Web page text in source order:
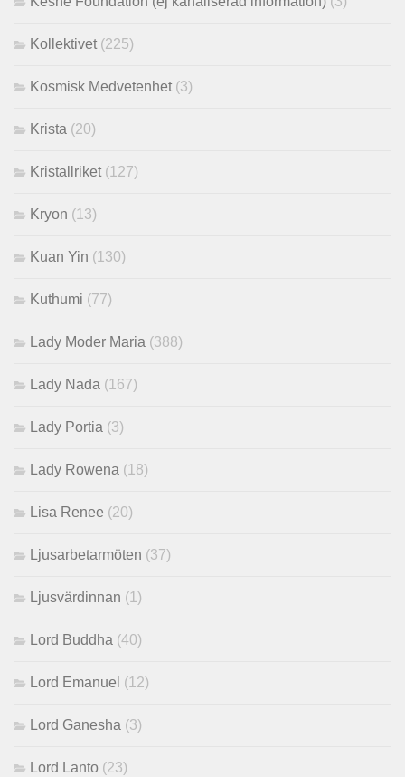
Kollektivet(225)
Kosmisk Medvetenhet(3)
Krista (20)
Kristallriket(127)
Kryon (13)
Kuan Yin (130)
Kuthumi (77)
Lady Moder Maria (388)
Lady Nada (167)
Lady Portia (3)
Lady Rowena (18)
Lisa Renee (20)
Ljusarbetarmöten (37)
Ljusvärdinnan (1)
Lord Buddha (40)
Lord Emanuel (12)
Lord Ganesha (3)
Lord Lanto (23)